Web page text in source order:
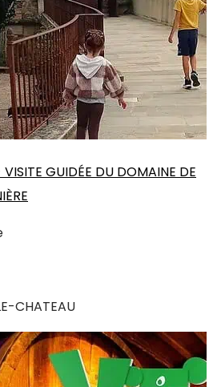
GUIDÉE DU DOMAINE DE
CHATEAU